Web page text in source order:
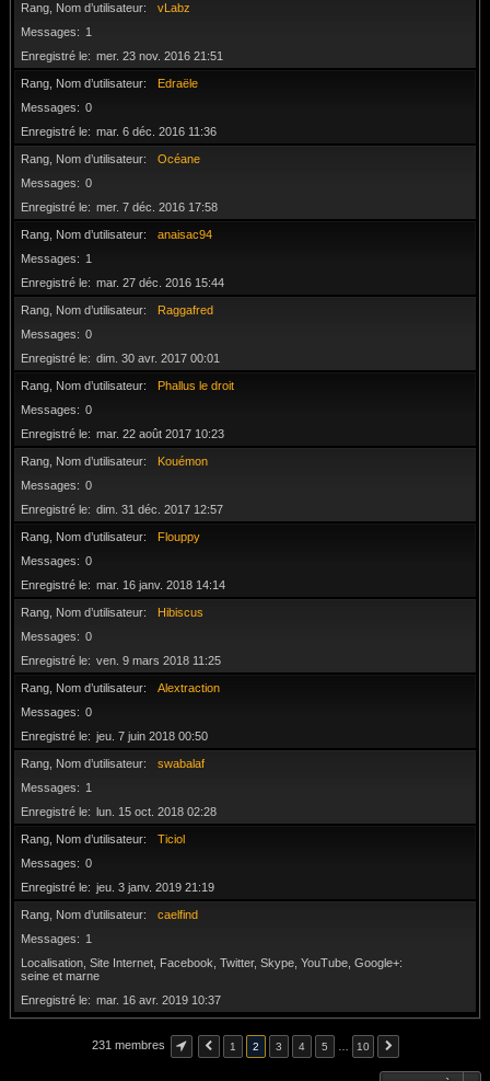
Rang, Nom d’utilisateur
vLabz
Messages
1
Enregistré le
mer. 23 nov. 2016 21:51
Rang, Nom d’utilisateur
Edraële
Messages
0
Enregistré le
mar. 6 déc. 2016 11:36
Rang, Nom d’utilisateur
Océane
Messages
0
Enregistré le
mer. 7 déc. 2016 17:58
Rang, Nom d’utilisateur
anaisac94
Messages
1
Enregistré le
mar. 27 déc. 2016 15:44
Rang, Nom d’utilisateur
Raggafred
Messages
0
Enregistré le
dim. 30 avr. 2017 00:01
Rang, Nom d’utilisateur
Phallus le droit
Messages
0
Enregistré le
mar. 22 août 2017 10:23
Rang, Nom d’utilisateur
Kouémon
Messages
0
Enregistré le
dim. 31 déc. 2017 12:57
Rang, Nom d’utilisateur
Flouppy
Messages
0
Enregistré le
mar. 16 janv. 2018 14:14
Rang, Nom d’utilisateur
Hibiscus
Messages
0
Enregistré le
ven. 9 mars 2018 11:25
Rang, Nom d’utilisateur
Alextraction
Messages
0
Enregistré le
jeu. 7 juin 2018 00:50
Rang, Nom d’utilisateur
swabalaf
Messages
1
Enregistré le
lun. 15 oct. 2018 02:28
Rang, Nom d’utilisateur
Ticiol
Messages
0
Enregistré le
jeu. 3 janv. 2019 21:19
Rang, Nom d’utilisateur
caelfind
Messages
1
Localisation, Site Internet, Facebook, Twitter, Skype, YouTube, Google+
seine et marne
Enregistré le
mar. 16 avr. 2019 10:37
231 membres 1 2 3 4 5 10